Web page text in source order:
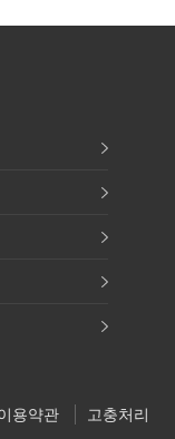
용약관
고충처리